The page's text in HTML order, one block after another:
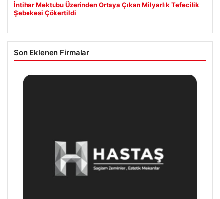
İntihar Mektubu Üzerinden Ortaya Çıkan Milyarlık Tefecilik
Şebekesi Çökertildi
Son Eklenen Firmalar